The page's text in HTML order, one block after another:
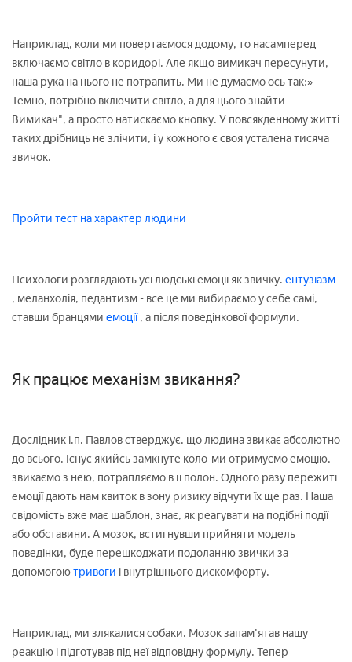
Наприклад, коли ми повертаємося додому, то насамперед
включаємо світло в коридорі. Але якщо вимикач пересунути,
наша рука на нього не потрапить. Ми не думаємо ось так:»
Темно, потрібно включити світло, а для цього знайти
Вимикач", а просто натискаємо кнопку. У повсякденному житті
таких дрібниць не злічити, і у кожного є своя усталена тисяча
звичок.
Пройти тест на характер людини
Психологи розглядають усі людські емоції як звичку. ентузіазм
, меланхолія, педантизм - все це ми вибираємо у себе самі,
ставши бранцями емоції, а після поведінкової формули.
Як працює механізм звикання?
Дослідник і.п. Павлов стверджує, що людина звикає абсолютно
до всього. Існує якийсь замкнуте коло-ми отримуємо емоцію,
звикаємо з нею, потрапляємо в її полон. Одного разу пережиті
емоції дають нам квиток в зону ризику відчути їх ще раз. Наша
свідомість вже має шаблон, знає, як реагувати на подібні події
або обставини. А мозок, встигнувши прийняти модель
поведінки, буде перешкоджати подоланню звички за
допомогоютривоги і внутрішнього дискомфорту.
Наприклад, ми злякалися собаки. Мозок запам'ятав нашу
реакцію і підготував під неї відповідну формулу. Тепер